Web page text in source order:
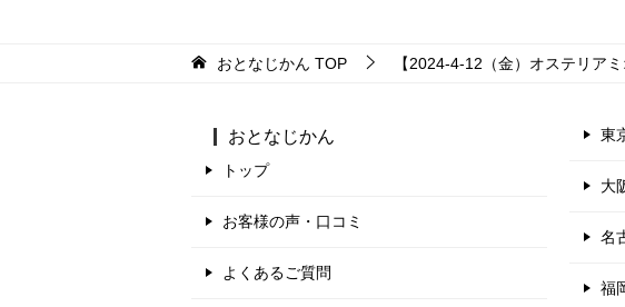
おとなじかん TOP 【2024-4-12（金）オステリア
おとなじかん
トップ
お客様の声・口コミ
よくあるご質問
東
大
名
福